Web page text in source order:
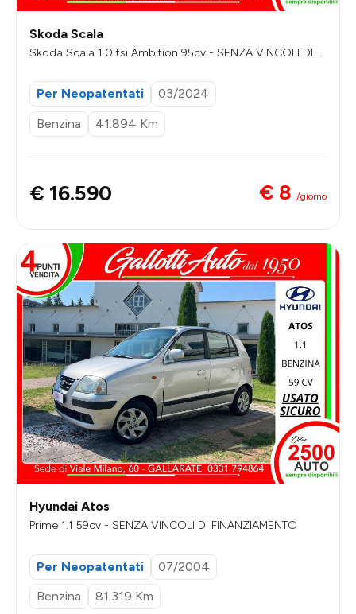
Skoda Scala
Skoda Scala 1.0 tsi Ambition 95cv - SENZA VINCOLI DI FI
Per Neopatentati
03/2024
Benzina
41.894 Km
€ 16.590 € 8 /giorno
Hyundai Atos
Prime 1.1 59cv - SENZA VINCOLI DI FINANZIAMENTO
Per Neopatentati
07/2004
Benzina
81.319 Km